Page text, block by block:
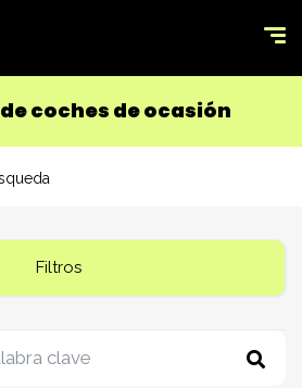
coches de ocasión
Filtros